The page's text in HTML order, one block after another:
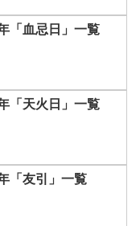
「血忌日」一覧
「天火日」一覧
「友引」一覧